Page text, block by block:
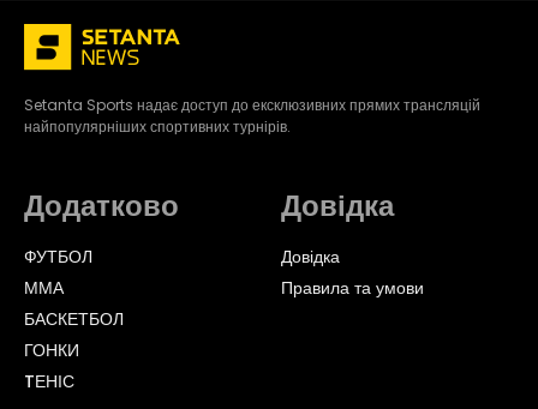
Setanta Sports надає доступ до ексклюзивних прямих трансляцій
найпопулярніших спортивних турнірів.
Додатково
ФУТБОЛ
ММА
БАСКЕТБОЛ
ГОНКИ
TЕНІС
Довідка
Довідка
Правила та умови